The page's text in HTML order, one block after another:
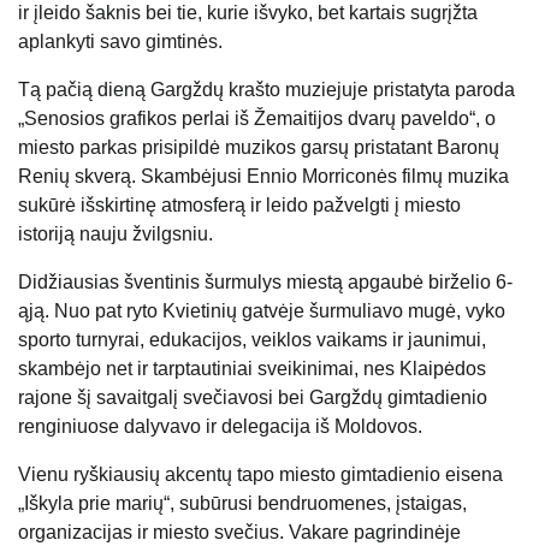
ir įleido šaknis bei tie, kurie išvyko, bet kartais sugrįžta
aplankyti savo gimtinės.
Tą pačią dieną Gargždų krašto muziejuje pristatyta paroda
„Senosios grafikos perlai iš Žemaitijos dvarų paveldo“, o
miesto parkas prisipildė muzikos garsų pristatant Baronų
Renių skverą. Skambėjusi Ennio Morriconės filmų muzika
sukūrė išskirtinę atmosferą ir leido pažvelgti į miesto
istoriją nauju žvilgsniu.
Didžiausias šventinis šurmulys miestą apgaubė birželio 6-
ąją. Nuo pat ryto Kvietinių gatvėje šurmuliavo mugė, vyko
sporto turnyrai, edukacijos, veiklos vaikams ir jaunimui,
skambėjo net ir tarptautiniai sveikinimai, nes Klaipėdos
rajone šį savaitgalį svečiavosi bei Gargždų gimtadienio
renginiuose dalyvavo ir delegacija iš Moldovos.
Vienu ryškiausių akcentų tapo miesto gimtadienio eisena
„Iškyla prie marių“, subūrusi bendruomenes, įstaigas,
organizacijas ir miesto svečius. Vakare pagrindinėje